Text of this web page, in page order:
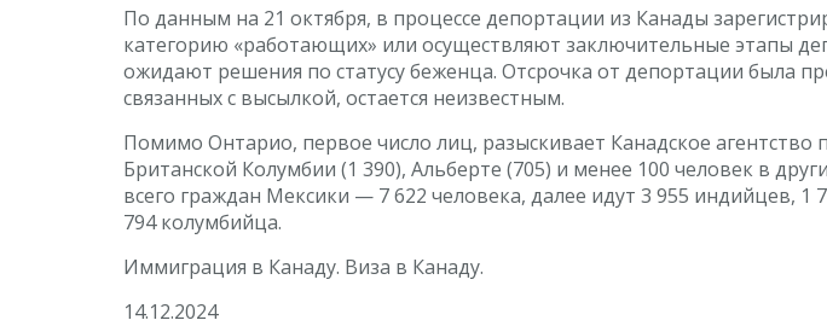
По данным на 21 октября, в процессе депортации из Канады
категорию «работающих» или осуществляют заключительные этапы
ожидают решения по статусу беженца. Отсрочка от депортации была
связанных с высылкой, остается неизвестным.
Помимо Онтарио, первое число лиц, разыскивает Канадское агентство
Британской Колумбии (1 390), Альберте (705) и менее 100 человек в
всего граждан Мексики — 7 622 человека, далее идут 3 955 индийцев,
794 колумбийца.
Иммиграция в Канаду. Виза в Канаду.
14.12.2024